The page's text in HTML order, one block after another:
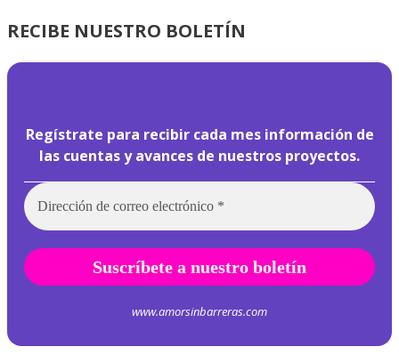
RECIBE NUESTRO BOLETÍN
Regístrate para recibir cada mes información de
las cuentas y avances de nuestros proyectos.
www.amorsinbarreras.com